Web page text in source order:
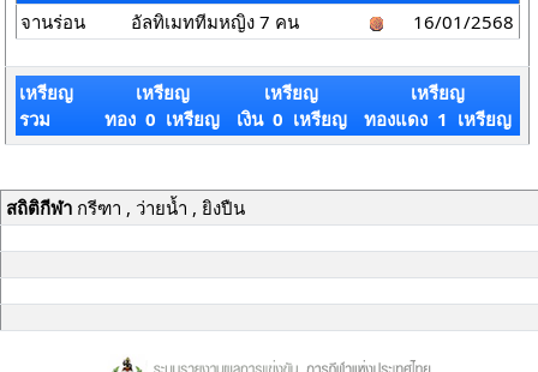
จานร่อน อัลทิเมททีมหญิง 7 คน 16/01/2568
เหรียญ
รวม
เหรียญ
ทอง 0 เหรียญ
เหรียญ
เงิน 0 เหรียญ
เหรียญ
ทองแดง 1 เหรียญ
สถิติกีฬากรีฑา , ว่ายน้ำ , ยิงปืน